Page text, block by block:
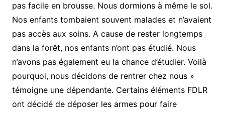
pas facile en brousse. Nous dormions à même le sol.
Nos enfants tombaient souvent malades et n’avaient
pas accès aux soins. A cause de rester longtemps
dans la forêt, nos enfants n’ont pas étudié. Nous
n’avons pas également eu la chance d’étudier. Voilà
pourquoi, nous décidons de rentrer chez nous »
témoigne une dépendante. Certains éléments FDLR
ont décidé de déposer les armes pour faire